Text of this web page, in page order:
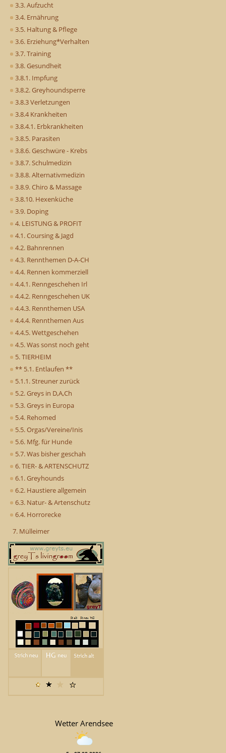
3.3. Aufzucht
3.4. Ernährung
3.5. Haltung & Pflege
3.6. Erziehung*Verhalten
3.7. Training
3.8. Gesundheit
3.8.1. Impfung
3.8.2. Greyhoundsperre
3.8.3 Verletzungen
3.8.4 Krankheiten
3.8.4.1. Erbkrankheiten
3.8.5. Parasiten
3.8.6. Geschwüre - Krebs
3.8.7. Schulmedizin
3.8.8. Alternativmedizin
3.8.9. Chiro & Massage
3.8.10. Hexenküche
3.9. Doping
4. LEISTUNG & PROFIT
4.1. Coursing & Jagd
4.2. Bahnrennen
4.3. Rennthemen D-A-CH
4.4. Rennen kommerziell
4.4.1. Renngeschehen Irl
4.4.2. Renngeschehen UK
4.4.3. Rennthemen USA
4.4.4. Rennthemen Aus
4.4.5. Wettgeschehen
4.5. Was sonst noch geht
5. TIERHEIM
** 5.1. Entlaufen **
5.1.1. Streuner zurück
5.2. Greys in D,A,Ch
5.3. Greys in Europa
5.4. Rehomed
5.5. Orgas/Vereine/Inis
5.6. Mfg. für Hunde
5.7. Was bisher geschah
6. TIER- & ARTENSCHUTZ
6.1. Greyhounds
6.2. Haustiere allgemein
6.3. Natur- & Artenschutz
6.4. Horrorecke
7. Mülleimer
Wetter Arendsee